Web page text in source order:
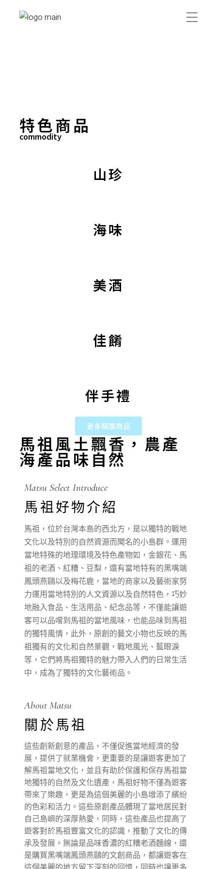
特色商品
commodity
山珍
海味
美酒
佳餚
伴手禮
更多精選商品
馬祖風土飄香，農產
海產品味自然
Matsu Select Introduce
馬祖好物介紹
馬祖，位於台灣本島的西北方，是以獨特的戰地
文化以及特別的自然資源而聞名的小島群。運用
當地特殊的地理環境及特色產物如，金銀花、馬
祖的老酒、紅糟、豆梨，還有當地特有的黑嘴端
鳳頭燕鷗以及梅花鹿，當地的商家以及藝術家努
力運用當地特別的人文資源以及自然特色，巧妙
地融入食品、生活用品、紀念品等，不僅能讓遊
客可以品嚐到馬祖的當地風味，也能品味到馬祖
的獨特風情，此外，原創的藝文小物也反映的馬
祖獨有的文化和自然景觀，戰地風光、藍眼淚
等，它們將馬祖獨特的魅力帶入人們的日常生活
中，成為了獨特的文化藝術品。
About Matsu
關於馬祖
這些創新創意的產品，不僅促進當地經濟的發
展，提供了就業機會，更重要的是讓遊客更加了
解馬祖當地文化，並且有助於保護和保存馬祖當
地獨特的自然及文化遺產，馬祖好物不僅為遊客
帶來了樂趣，更是為這個美麗的小島增添了繽紛
的色彩和活力。這些原創產品體現了當地居民對
自己島嶼的深厚熱愛，同時，這些產品也提高了
遊客對於馬祖豐富文化的認識，推動了文化的傳
承及發展。無論是品味香濃的紅糟老酒麵線，還
是購買黑嘴端鳳頭燕鷗的文創商品，都讓遊客在